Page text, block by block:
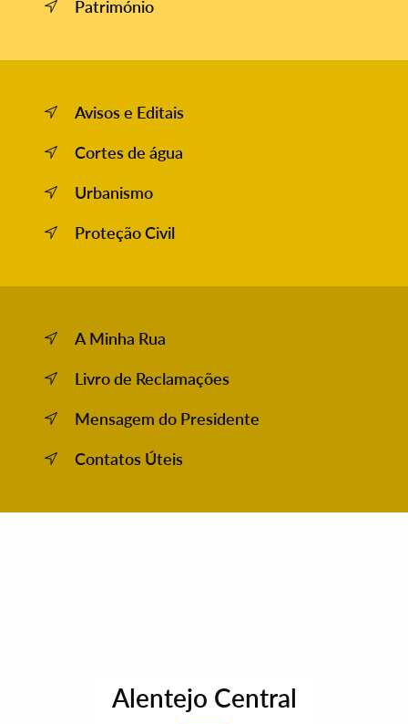
Património
Avisos e Editais
Cortes de água
Urbanismo
Proteção Civil
A Minha Rua
Livro de Reclamações
Mensagem do Presidente
Contatos Úteis
Alentejo Central